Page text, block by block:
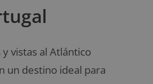
vistas al Atlántico
un destino ideal para